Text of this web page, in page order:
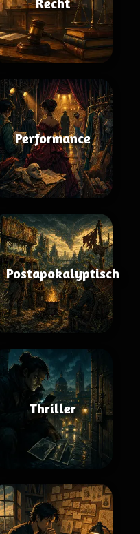
Performance
Postapokalyptisch
Thriller